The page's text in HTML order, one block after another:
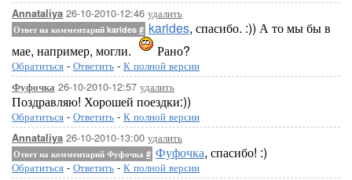
Annataliya 26-10-2010-12:46 удалить
Ответ на комментарий karides # karides, спасибо. :)) А то мы бы в
мае, например, могли.
Рано?
Обратиться - Ответить - К полной версии
Фуфочка 26-10-2010-12:57 удалить
Поздравляю! Хорошей поездки:))
Обратиться - Ответить - К полной версии
Annataliya 26-10-2010-13:00 удалить
Ответ на комментарий Фуфочка # Фуфочка, спасибо! :)
Обратиться - Ответить - К полной версии